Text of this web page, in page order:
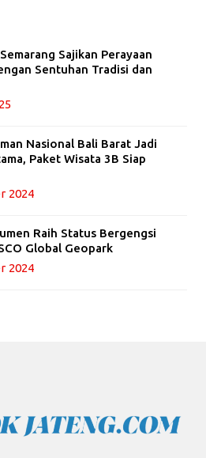
Sajikan Perayaan
Sentuhan Tradisi dan
Nasional Bali Barat Jadi
Paket Wisata 3B Siap
2024
Raih Status Bergengsi
Global Geopark
2024